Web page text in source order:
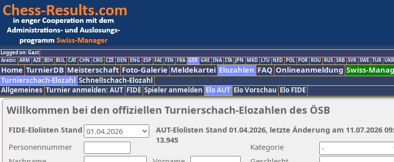
Logged on: Gast
Arabic ARM AZE BIH BUL CAT CHN CRO CZE DEN ENG ESP FAI FIN FRA GER GRE INA ITA JPN MKD LTU NED POL POR ROU RUS SRB SVK SWE TUR UKR
Home TurnierDB Meisterschaft Foto-Galerie Meldekartei Elozahlen FAQ Onlineanmeldung Swiss-
Turnierschach-Elozahl Schnellschach-Elozahl
Allgemeines Turnier anmelden: AUT FIDE Spieler anmelden Elo AUT Elo Vorschau Elo FIDE
Willkommen bei den offiziellen Turnierschach-Elozahlen des ÖSB
Kategorie
Personennummer
AUT-Elolisten Stand 01.04.2026, letzte Änderung am 11.07.2026
13.945
FIDE-Elolisten Stand